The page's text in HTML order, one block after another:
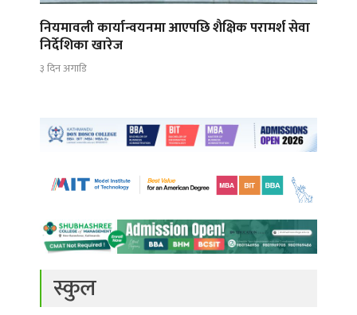
नियमावली कार्यान्वयनमा आएपछि शैक्षिक परामर्श सेवा
निर्देशिका खारेज
३ दिन अगाडि
स्कुल